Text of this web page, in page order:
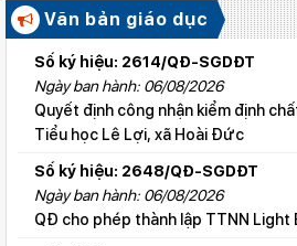
Văn bản giáo dục
Số ký hiệu: 2614/QĐ-SGDĐT
Ngày ban hành: 06/08/2026
Quyết định công nhận kiểm định
Tiểu học Lê Lợi, xã Hoài Đức
Số ký hiệu: 2648/QĐ-SGDĐT
Ngày ban hành: 06/08/2026
QĐ cho phép thành lập TTNN Light